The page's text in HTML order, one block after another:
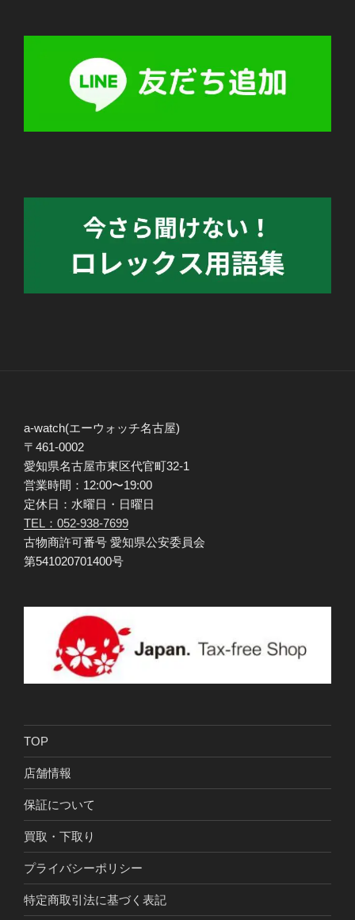
a-watch(エーウォッチ名古屋)
〒461-0002
愛知県名古屋市東区代官町32-1
営業時間：12:00〜19:00
定休日：水曜日・日曜日
TEL：052-938-7699
古物商許可番号 愛知県公安委員会
第541020701400号
TOP
店舗情報
保証について
買取・下取り
プライバシーポリシー
特定商取引法に基づく表記